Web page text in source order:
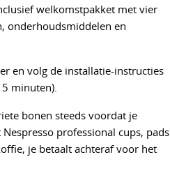
welkomstpakket met vier
onderhoudsmiddelen en
en volg de installatie-instructies
minuten).
bonen steeds voordat je
professional cups, pads
je betaalt achteraf voor het